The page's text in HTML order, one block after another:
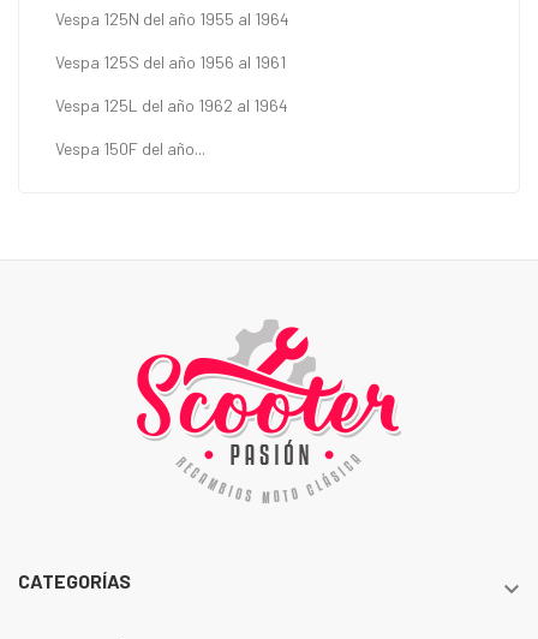
Vespa 125N del año 1955 al 1964
Vespa 125S del año 1956 al 1961
Vespa 125L del año 1962 al 1964
Vespa 150F del año...
CATEGORÍAS 